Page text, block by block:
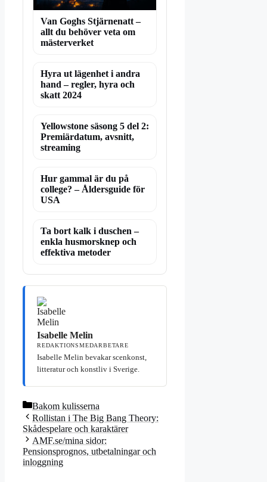
Van Goghs Stjärnenatt –
allt du behöver veta om
mästerverket
Hyra ut lägenhet i andra
hand – regler, hyra och
skatt 2024
Yellowstone säsong 5 del 2:
Premiärdatum, avsnitt,
streaming
Hur gammal är du på
college? – Åldersguide för
USA
Ta bort kalk i duschen –
enkla husmorsknep och
effektiva metoder
Isabelle Melin
REDAKTIONSMEDARBETARE
Isabelle Melin bevakar scenkonst,
litteratur och konstliv i Sverige.
Kategorier
Bakom kulisserna
Rollistan i The Big Bang Theory:
Skådespelare och karaktärer
AMF.se/mina sidor:
Pensionsprognos, utbetalningar och
inloggning